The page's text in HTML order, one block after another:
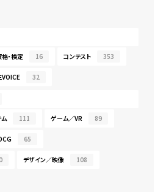
・検定 16 コンテスト 353
32
111 ゲーム／VR 89
65
デザイン／映像 108